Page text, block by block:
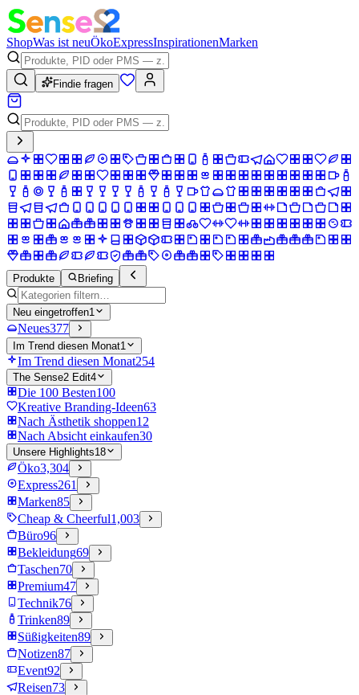
ShopWas ist neuÖkoExpressInspirationenMarken
Findie fragen
Produkte Briefing
Neu eingetroffen1
Neues377
Im Trend diesen Monat1
Im Trend diesen Monat254
The Sense2 Edit4
Die 100 Besten100
Kreative Branding-Ideen63
Nach Ästhetik shoppen12
Nach Absicht einkaufen30
Unsere Highlights18
Öko3,304
Express261
Marken85
Cheap & Cheerful1,003
Büro96
Bekleidung69
Taschen70
Premium47
Technik76
Trinken89
Süßigkeiten89
Notizen87
Event92
Reisen73